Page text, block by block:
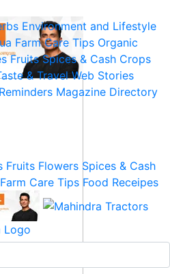
Environment and Lifestyle
Farm Care Tips Organic
Fruits Spices & Cash Crops
& Travel Web Stories
Magazine Directory
Fruits Flowers Spices & Cash
Farm Care Tips Food Receipes